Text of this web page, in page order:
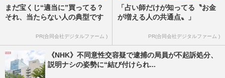
まだ宝くじ“適当に”買ってる？
それ、当たらない人の典型です
PR(合同会社デジタルファーム )
「占い師だけが知ってる〝お金
が増える人の共通点〟」
PR(合同会社デジタルファーム )
《NHK》不同意性交容疑で逮捕の局員が不起訴処分、
説明ナシの姿勢に“結び付けられ...